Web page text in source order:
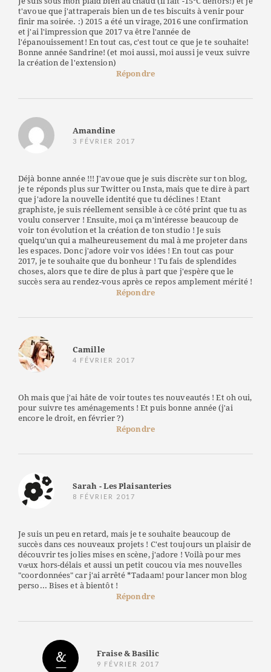
t'avoue que j'attraperais bien un de tes biscuits à venir pour
finir ma soirée. :) 2015 a été un virage, 2016 une confirmation
et j'ai l'impression que 2017 va être l'année de
l'épanouissement! En tout cas, c'est tout ce que je te souhaite!
Bonne année Sandrine! (et moi aussi, moi aussi je veux suivre
la création de l'extension)
Répondre
Amandine
3 FÉVRIER 2017
Déjà bonne année !!! J'avoue que je suis discrète sur ton blog,
je te réponds plus sur Twitter ou Insta, mais que te dire à part
que j'adore la nouvelle identité que tu déclines ! Etant
graphiste, je suis réellement sensible à ce côté print que tu as
voulu conserver ! Ensuite, moi ça m'intéresse beaucoup de
voir ton évolution et la création de ton studio ! Je suis
quelqu'un qui a malheureusement du mal à me projeter dans
les espaces. Donc j'adore voir vos idées ! En tout cas pour
2017, je te souhaite que du bonheur ! Tu fais de splendides
choses, alors que te dire de plus à part que j'espère que le
succès sera au rendez-vous après ce repos amplement mérité !
Répondre
Camille
4 FÉVRIER 2017
Oh mais que j'ai hâte de voir toutes tes nouveautés ! Et oh oui,
pour suivre tes aménagements ! Et puis bonne année (j'ai
encore le droit, en février ?)
Répondre
Sarah - Les Plaisanteries
8 FÉVRIER 2017
Je suis un peu en retard, mais je te souhaite beaucoup de
succès dans ces nouveaux projets ! C'est toujours un plaisir de
découvrir tes jolies mises en scène, j'adore ! Voilà pour mes
vœux hors-délais et aussi un petit coucou via mes nouvelles
"coordonnées" car j'ai arrêté *Tadaam! pour lancer mon blog
perso... Bises et à bientôt !
Répondre
Fraise & Basilic
9 FÉVRIER 2017